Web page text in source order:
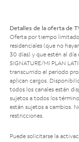
Detalles de la oferta de
Oferta por tiempo
residenciales (que no
30 días) y que estén al día
SIGNATURE/MI PLAN
transcurrido el período
aplican cargos.
todos los canales están
sujetos a todos los
están sujetos a cambios.
restricciones.
Puede solicitarse la